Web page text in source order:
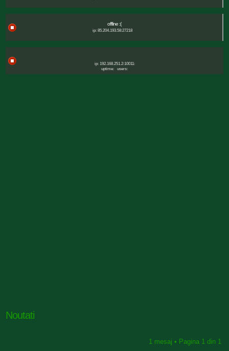
offline :(
ip: 85.204.193.58:27218
ip: 192.168.251.2:10011:
uptime:
users:
Noutati
1 mesaj • Pagina 1din 1